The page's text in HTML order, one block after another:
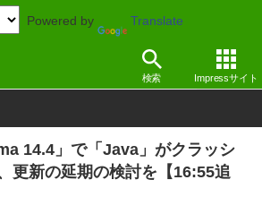
Powered by Translate
検索 Impressサイト
Windows
14.4」で「Java」がクラッシ
更新の延期の検討を【16:55追